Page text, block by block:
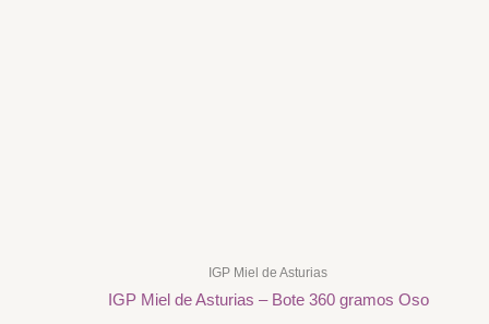
IGP Miel de Asturias
IGP Miel de Asturias – Bote 360 gramos Oso